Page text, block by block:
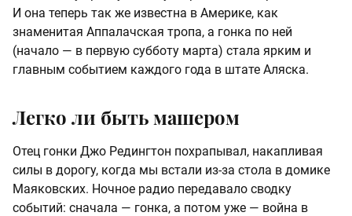
И она теперь так же известна в Америке, как
знаменитая Аппалачская тропа, а гонка по ней
(начало — в первую субботу марта) стала ярким и
главным событием каждого года в штате Аляска.
Легко ли быть машером
Отец гонки Джо Редингтон похрапывал, накапливая
силы в дорогу, когда мы встали из-за стола в домике
Маяковских. Ночное радио передавало сводку
событий: сначала — гонка, а потом уже — война в